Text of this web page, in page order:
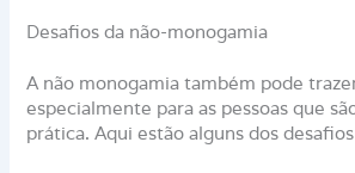
Desafios da não-monogamia
A não monogamia também pode
especialmente para as pessoas que
prática. Aqui estão alguns dos